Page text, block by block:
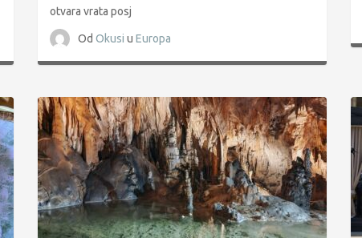
otvara vrata posj
Od Okusi u Europa